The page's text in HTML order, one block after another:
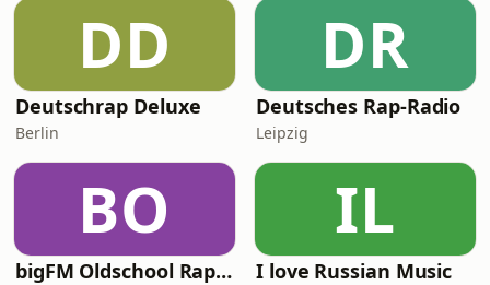
DD
Deutschrap Deluxe
Berlin
DR
Deutsches Rap-Radio
Leipzig
BO
bigFM Oldschool Rap & Hip-Hop
IL
I love Russian Music